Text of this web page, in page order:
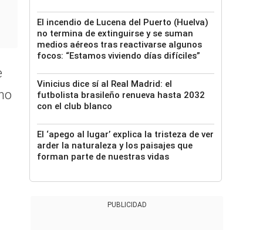
El incendio de Lucena del Puerto (Huelva)
no termina de extinguirse y se suman
medios aéreos tras reactivarse algunos
focos: “Estamos viviendo días difíciles”
Vinicius dice sí al Real Madrid: el
futbolista brasileño renueva hasta 2032
con el club blanco
El ‘apego al lugar’ explica la tristeza de ver
arder la naturaleza y los paisajes que
forman parte de nuestras vidas
PUBLICIDAD